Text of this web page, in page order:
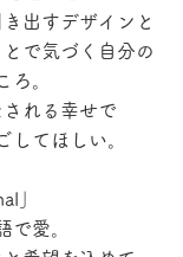
出すデザインと
とで気づく自分の
ろ。
れる幸せで
してほしい。
」
で愛。